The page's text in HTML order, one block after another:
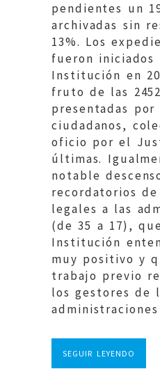
pendientes un
archivadas sin
13%. Los
fueron iniciados
Institución en
fruto de las
presentadas por
ciudadanos,
oficio por el
últimas.
notable
recordatorios de
legales a las
(de 35 a 17),
Institución
muy positivo y
trabajo previo
los gestores de
SEGUIR LEYENDO